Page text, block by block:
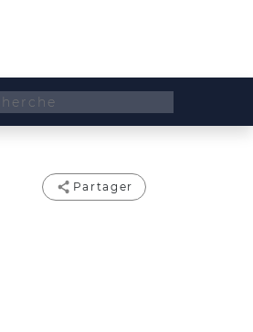
Partager